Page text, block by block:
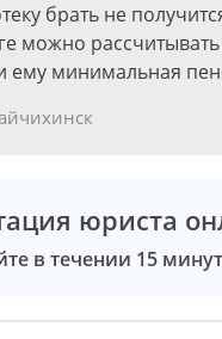
брать не
можно
ему минимальная
юриста
в течении 15 минут